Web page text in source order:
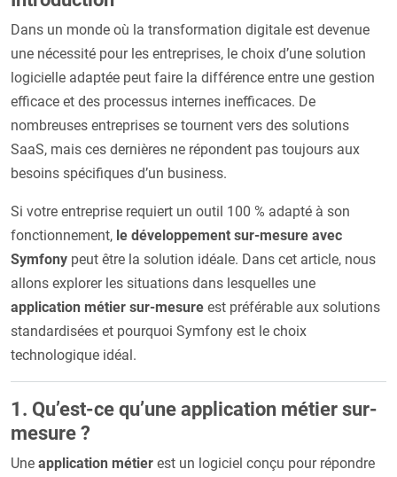
Dans un monde où la transformation digitale est devenue
une nécessité pour les entreprises, le choix d’une solution
logicielle adaptée peut faire la différence entre une gestion
efficace et des processus internes inefficaces. De
nombreuses entreprises se tournent vers des solutions
SaaS, mais ces dernières ne répondent pas toujours aux
besoins spécifiques d’un business.
Si votre entreprise requiert un outil 100 % adapté à son
fonctionnement, le développement sur-mesure avec
Symfony peut être la solution idéale. Dans cet article, nous
allons explorer les situations dans lesquelles une
application métier sur-mesure est préférable aux solutions
standardisées et pourquoi Symfony est le choix
technologique idéal.
1. Qu’est-ce qu’une application métier sur-
mesure ?
Une application métier est un logiciel conçu pour répondre